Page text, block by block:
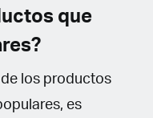
que
los productos
es